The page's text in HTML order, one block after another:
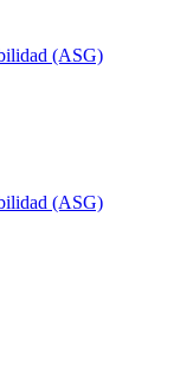
(ASG)
(ASG)